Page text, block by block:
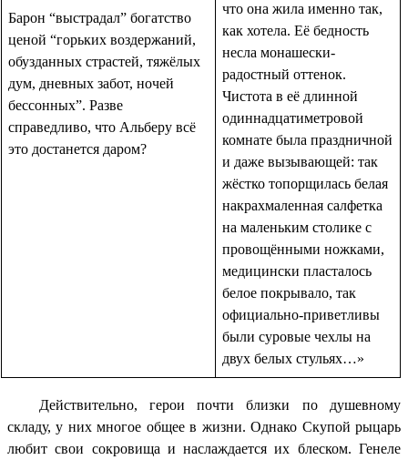
Барон “выстрадал” богатство
ценой “горьких воздержаний,
обузданных страстей, тяжёлых
дум, дневных забот, ночей
бессонных”. Разве
справедливо, что Альберу всё
это достанется даром?
что она жила именно так,
как хотела. Её бедность
несла монашески-
радостный оттенок.
Чистота в её длинной
одиннадцатиметровой
комнате была праздничной
и даже вызывающей: так
жёстко топорщилась белая
накрахмаленная салфетка
на маленьким столике с
провощёнными ножками,
медицински пласталось
белое покрывало, так
официально-приветливы
были суровые чехлы на
двух белых стульях…»
Действительно, герои почти близки по душевному
складу, у них многое общее в жизни. Однако Скупой рыцарь
любит свои сокровища и наслаждается их блеском. Генеле